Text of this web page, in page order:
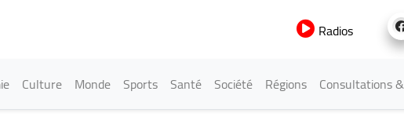
Radios
Culture Monde Sports Santé Société Régions Consultations